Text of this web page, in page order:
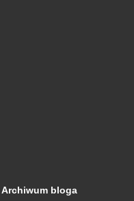
Archiwum bloga